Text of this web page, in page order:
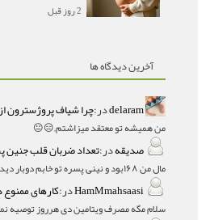
2 روز قبل
آخرین دیدگاه ها
delaramدر:چرا شیاف پروژسترون
من همیشه تو معتقد میزاشتم,,😑😐
صدیقهدر:تعداد ضربان قلب جنین
HamMmahsaasiدر:کارهای ممنوع